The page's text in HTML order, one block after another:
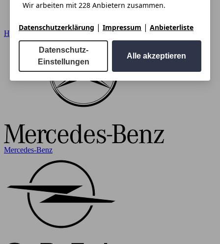
Hyundai
Mercedes-Benz
Wir arbeiten mit 228 Anbietern zusammen.
Datenschutzerklärung | Impressum | Anbieterliste
Datenschutz-
Einstellungen
Alle akzeptieren